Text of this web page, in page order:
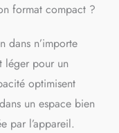
de
ans au
à notre
le
contribuer à
de
format compact ?
dans n’importe
léger pour un
optimisent
un espace bien
par l’appareil.